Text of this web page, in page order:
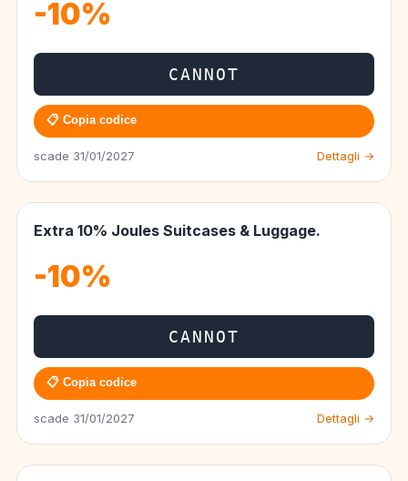
-10%
CANNOT
📋 Copia codice
scade 31/01/2027 Dettagli →
Extra 10% Joules Suitcases & Luggage.
-10%
CANNOT
📋 Copia codice
scade 31/01/2027 Dettagli →